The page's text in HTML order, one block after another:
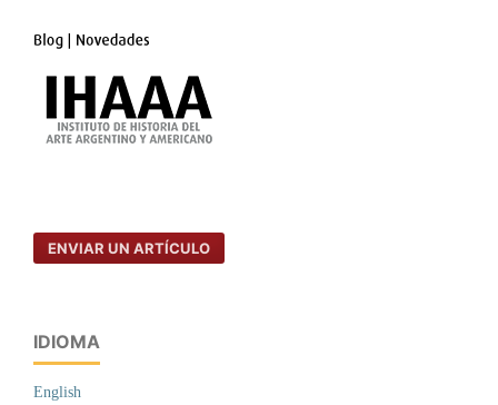
ENVIAR UN ARTÍCULO
IDIOMA
English